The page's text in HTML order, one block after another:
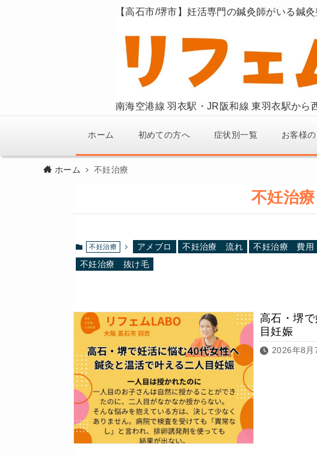
【高石市/堺市】妊活専門の鍼灸師がいる鍼
南海空港線 羽衣駅・JR阪和線 東羽衣駅から
ホーム 初めての方へ 症状別一覧 お客様
ホーム 不妊治療
不妊治療
不妊治療 アメブロ 不妊治療 流れ 不妊治療 費用
不妊治療 抜け毛
高石・堺
目妊娠
2026年8月